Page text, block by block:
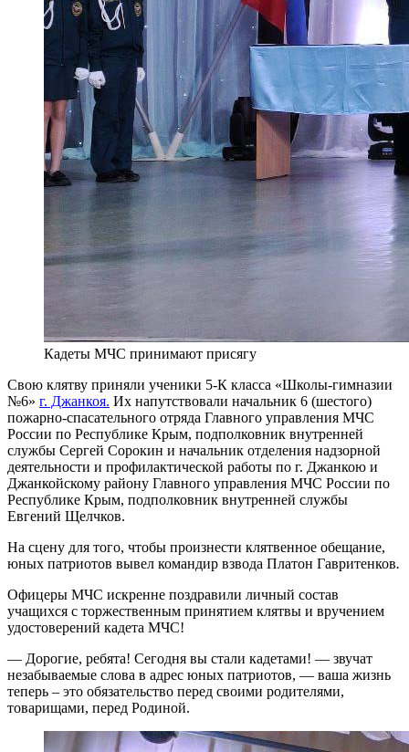
Кадеты МЧС принимают присягу
Свою клятву приняли ученики 5-К класса «Школы-гимназии
№6» г. Джанкоя. Их напутствовали начальник 6 (шестого)
пожарно-спасательного отряда Главного управления МЧС
России по Республике Крым, подполковник внутренней
службы Сергей Сорокин и начальник отделения надзорной
деятельности и профилактической работы по г. Джанкою и
Джанкойскому району Главного управления МЧС России по
Республике Крым, подполковник внутренней службы
Евгений Щелчков.
На сцену для того, чтобы произнести клятвенное обещание,
юных патриотов вывел командир взвода Платон Гавритенков.
Офицеры МЧС искренне поздравили личный состав
учащихся с торжественным принятием клятвы и вручением
удостоверений кадета МЧС!
— Дорогие, ребята! Сегодня вы стали кадетами! — звучат
незабываемые слова в адрес юных патриотов, — ваша жизнь
теперь – это обязательство перед своими родителями,
товарищами, перед Родиной.